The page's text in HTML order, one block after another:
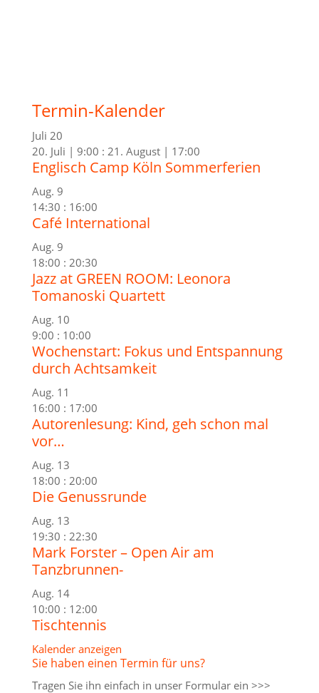
Termin-Kalender
Juli 20
20. Juli | 9:00 : 21. August | 17:00
Englisch Camp Köln Sommerferien
Aug. 9
14:30 : 16:00
Café International
Aug. 9
18:00 : 20:30
Jazz at GREEN ROOM: Leonora
Tomanoski Quartett
Aug. 10
9:00 : 10:00
Wochenstart: Fokus und Entspannung
durch Achtsamkeit
Aug. 11
16:00 : 17:00
Autorenlesung: Kind, geh schon mal
vor…
Aug. 13
18:00 : 20:00
Die Genussrunde
Aug. 13
19:30 : 22:30
Mark Forster – Open Air am
Tanzbrunnen-
Aug. 14
10:00 : 12:00
Tischtennis
Kalender anzeigen
Sie haben einen Termin für uns?
Tragen Sie ihn einfach in unser Formular ein >>>